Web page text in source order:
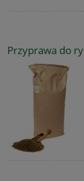
Przyprawa do